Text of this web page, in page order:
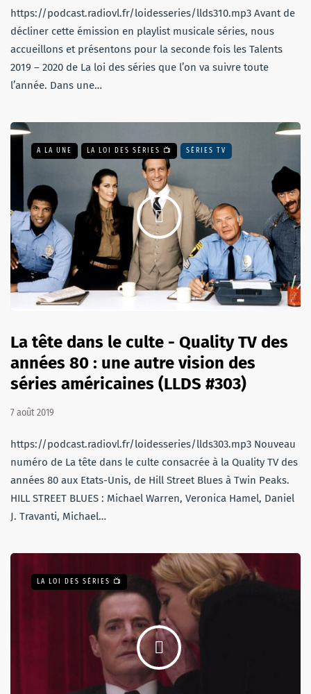
https://podcast.radiovl.fr/loidesseries/llds310.mp3 Avant de
décliner cette émission en playlist musicale séries, nous
accueillons et présentons pour la seconde fois les Talents
2019 – 2020 de La loi des séries que l’on va suivre toute
l’année. Dans une…
A LA UNE LA LOI DES SÉRIES 📺 SÉRIES TV
La tête dans le culte - Quality TV des
années 80 : une autre vision des
séries américaines (LLDS #303)
7 août 2019
https://podcast.radiovl.fr/loidesseries/llds303.mp3 Nouveau
numéro de La tête dans le culte consacrée à la Quality TV des
années 80 aux Etats-Unis, de Hill Street Blues à Twin Peaks.
HILL STREET BLUES : Michael Warren, Veronica Hamel, Daniel
J. Travanti, Michael…
LA LOI DES SÉRIES 📺